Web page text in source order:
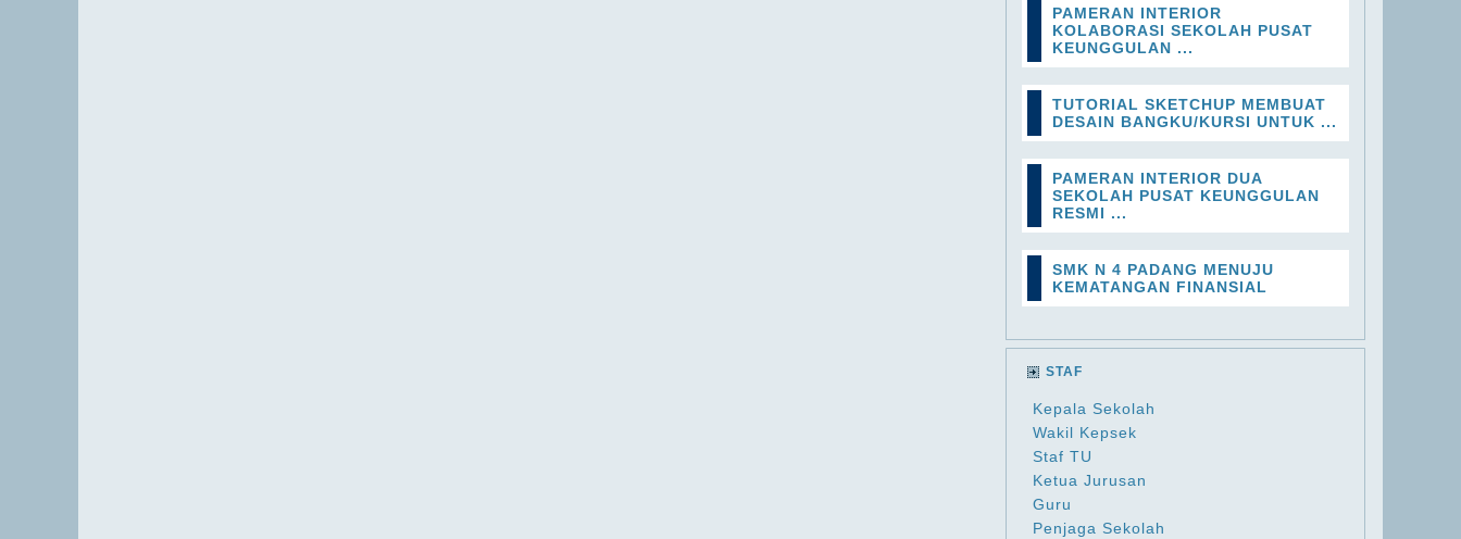
PAMERAN INTERIOR
KOLABORASI SEKOLAH PUSAT
KEUNGGULAN ...
TUTORIAL SKETCHUP MEMBUAT
DESAIN BANGKU/KURSI UNTUK ...
PAMERAN INTERIOR DUA
SEKOLAH PUSAT KEUNGGULAN
RESMI ...
SMK N 4 PADANG MENUJU
KEMATANGAN FINANSIAL
STAF
Kepala Sekolah
Wakil Kepsek
Staf TU
Ketua Jurusan
Guru
Penjaga Sekolah